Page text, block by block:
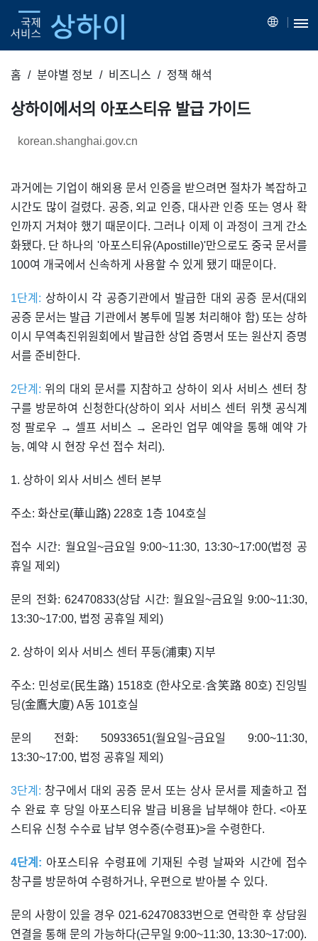
홈 분야별 정보 비즈니스 정책 해석
상하이에서의 아포스티유 발급 가이드
korean.shanghai.gov.cn
과거에는 기업이 해외용 문서 인증을 받으려면 절차가 복잡하고
시간도 많이 걸렸다. 공증, 외교 인증, 대사관 인증 또는 영사 확
인까지 거쳐야 했기 때문이다. 그러나 이제 이 과정이 크게 간소
화됐다. 단 하나의 '아포스티유(Apostille)'만으로도 중국 문서를
100여 개국에서 신속하게 사용할 수 있게 됐기 때문이다.
1단계: 상하이시 각 공증기관에서 발급한 대외 공증 문서(대외
공증 문서는 발급 기관에서 봉투에 밀봉 처리해야 함) 또는 상하
이시 무역촉진위원회에서 발급한 상업 증명서 또는 원산지 증명
서를 준비한다.
2단계: 위의 대외 문서를 지참하고 상하이 외사 서비스 센터 창
구를 방문하여 신청한다(상하이 외사 서비스 센터 위챗 공식계
정 팔로우 → 셀프 서비스 → 온라인 업무 예약을 통해 예약 가
능, 예약 시 현장 우선 접수 처리).
1. 상하이 외사 서비스 센터 본부
주소: 화산로(華山路) 228호 1층 104호실
접수 시간: 월요일~금요일 9:00~11:30, 13:30~17:00(법정 공
휴일 제외)
문의 전화: 62470833(상담 시간: 월요일~금요일 9:00~11:30,
13:30~17:00, 법정 공휴일 제외)
2. 상하이 외사 서비스 센터 푸둥(浦東) 지부
주소: 민성로(民生路) 1518호 (한샤오로·含笑路 80호) 진잉빌
딩(金鷹大廈) A동 101호실
문의 전화: 50933651(월요일~금요일 9:00~11:30,
13:30~17:00, 법정 공휴일 제외)
3단계: 창구에서 대외 공증 문서 또는 상사 문서를 제출하고 접
수 완료 후 당일 아포스티유 발급 비용을 납부해야 한다. <아포
스티유 신청 수수료 납부 영수증(수령표)>을 수령한다.
4단계: 아포스티유 수령표에 기재된 수령 날짜와 시간에 접수
창구를 방문하여 수령하거나, 우편으로 받아볼 수 있다.
문의 사항이 있을 경우 021-62470833번으로 연락한 후 상담원
연결을 통해 문의 가능하다(근무일 9:00~11:30, 13:30~17:00).